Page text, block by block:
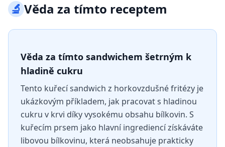
🔬Věda za tímto receptem
Věda za tímto sandwichem šetrným k
hladině cukru
Tento kuřecí sandwich z horkovzdušné fritézy je
ukázkovým příkladem, jak pracovat s hladinou
cukru v krvi díky vysokému obsahu bílkovin. S
kuřecím prsem jako hlavní ingrediencí získáváte
libovou bílkovinu, která neobsahuje prakticky